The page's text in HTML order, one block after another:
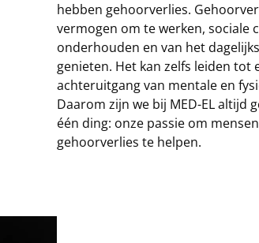
hebben gehoorverlies.
vermogen om te werken, sociale
onderhouden en van het
genieten. Het kan zelfs leiden tot
achteruitgang van mentale en
Daarom zijn we bij MED-EL altijd
één ding: onze passie om
gehoorverlies te helpen.